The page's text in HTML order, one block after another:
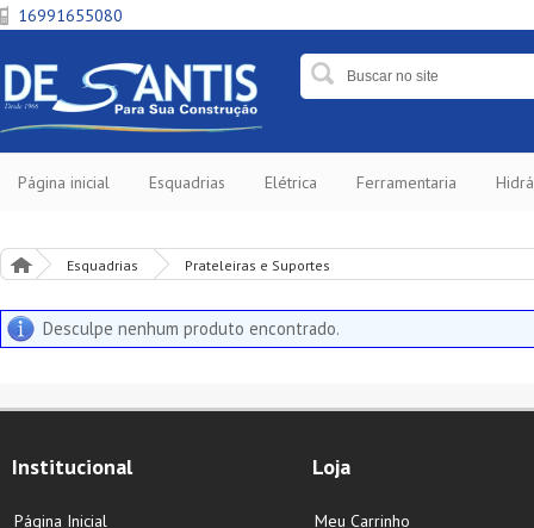
16991655080
Página inicial Esquadrias Elétrica Ferramentaria
Esquadrias Prateleiras e Suportes
Desculpe nenhum produto encontrado.
Institucional
Página Inicial
Loja
Meu Carrinho